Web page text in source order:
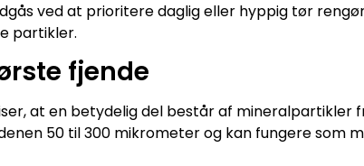
ved at prioritere daglig eller hyppig tør
partikler.
fjende
at en betydelig del består af mineralpartikler
50 til 300 mikrometer og kan fungere som